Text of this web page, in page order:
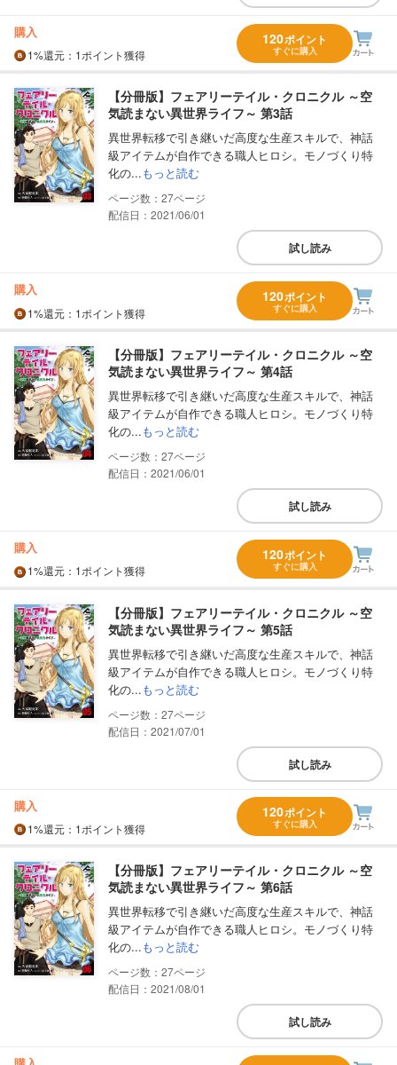
購入
1%還元 ：1ポイント獲得
120ポイント
すぐに購入
【分冊版】フェアリーテイル・クロニクル ～空
気読まない異世界ライフ～ 第3話
異世界転移で引き継いだ高度な生産スキルで、神話
級アイテムが自作できる職人ヒロシ。モノづくり特
化の...もっと読む
27
配信日：2021/06/01
試し読み
購入
1%還元 ：1ポイント獲得
120ポイント
すぐに購入
【分冊版】フェアリーテイル・クロニクル ～空
気読まない異世界ライフ～ 第4話
異世界転移で引き継いだ高度な生産スキルで、神話
級アイテムが自作できる職人ヒロシ。モノづくり特
化の...もっと読む
27
配信日：2021/06/01
試し読み
購入
1%還元 ：1ポイント獲得
120ポイント
すぐに購入
【分冊版】フェアリーテイル・クロニクル ～空
気読まない異世界ライフ～ 第5話
異世界転移で引き継いだ高度な生産スキルで、神話
級アイテムが自作できる職人ヒロシ。モノづくり特
化の...もっと読む
27
配信日：2021/07/01
試し読み
購入
1%還元 ：1ポイント獲得
120ポイント
すぐに購入
【分冊版】フェアリーテイル・クロニクル ～空
気読まない異世界ライフ～ 第6話
異世界転移で引き継いだ高度な生産スキルで、神話
級アイテムが自作できる職人ヒロシ。モノづくり特
化の...もっと読む
27
配信日：2021/08/01
試し読み